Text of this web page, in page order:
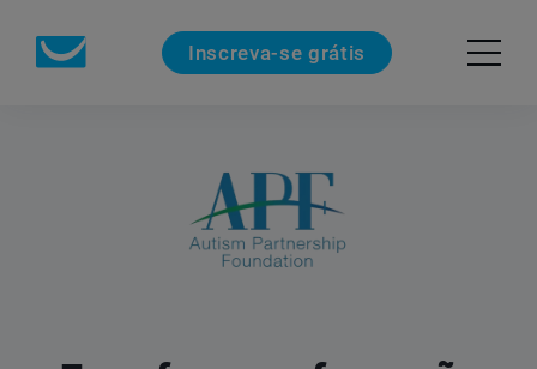
Inscreva-se grátis